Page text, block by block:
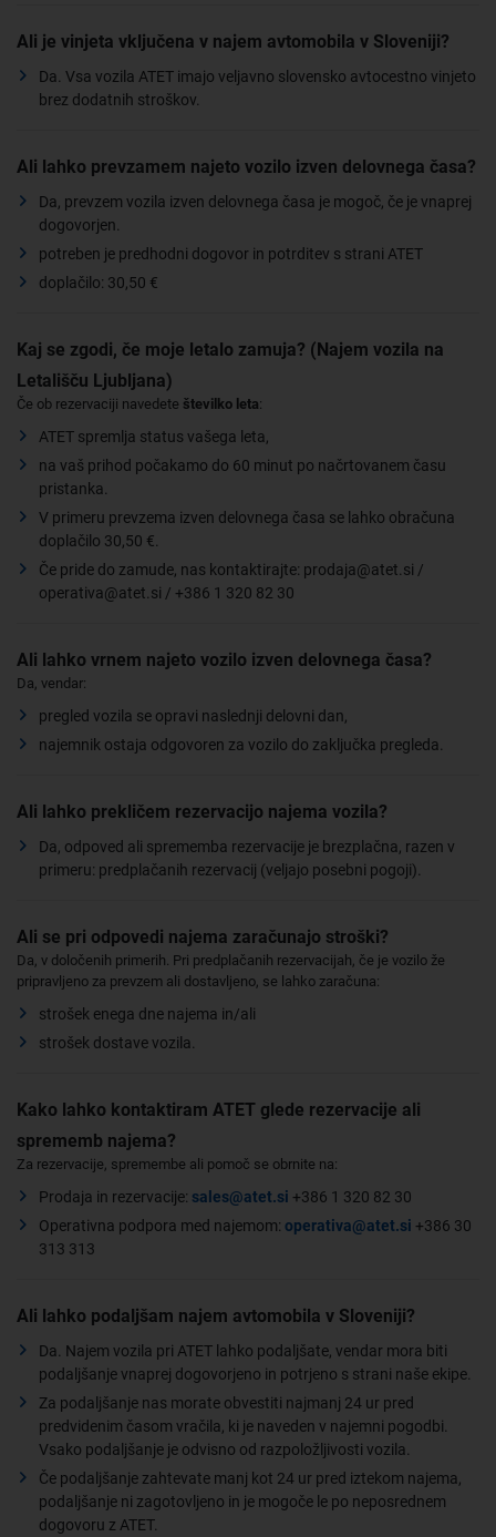
Ali je vinjeta vključena v najem avtomobila v Sloveniji?
Da. Vsa vozila ATET imajo veljavno slovensko avtocestno vinjeto
brez dodatnih stroškov.
Ali lahko prevzamem najeto vozilo izven delovnega časa?
Da, prevzem vozila izven delovnega časa je mogoč, če je vnaprej
dogovorjen.
potreben je predhodni dogovor in potrditev s strani ATET
doplačilo: 30,50 €
Kaj se zgodi, če moje letalo zamuja? (Najem vozila na
Letališču Ljubljana)
Če ob rezervaciji navedete številko leta:
ATET spremlja status vašega leta,
na vaš prihod počakamo do 60 minut po načrtovanem času
pristanka.
V primeru prevzema izven delovnega časa se lahko obračuna
doplačilo 30,50 €.
Če pride do zamude, nas kontaktirajte: prodaja@atet.si /
operativa@atet.si / +386 1 320 82 30
Ali lahko vrnem najeto vozilo izven delovnega časa?
Da, vendar:
pregled vozila se opravi naslednji delovni dan,
najemnik ostaja odgovoren za vozilo do zaključka pregleda.
Ali lahko prekličem rezervacijo najema vozila?
Da, odpoved ali sprememba rezervacije je brezplačna, razen v
primeru: predplačanih rezervacij (veljajo posebni pogoji).
Ali se pri odpovedi najema zaračunajo stroški?
Da, v določenih primerih. Pri predplačanih rezervacijah, če je vozilo že
pripravljeno za prevzem ali dostavljeno, se lahko zaračuna:
strošek enega dne najema in/ali
strošek dostave vozila.
Kako lahko kontaktiram ATET glede rezervacije ali
sprememb najema?
Za rezervacije, spremembe ali pomoč se obrnite na:
Prodaja in rezervacije: sales@atet.si +386 1 320 82 30
Operativna podpora med najemom: operativa@atet.si +386 30
313 313
Ali lahko podaljšam najem avtomobila v Sloveniji?
Da. Najem vozila pri ATET lahko podaljšate, vendar mora biti
podaljšanje vnaprej dogovorjeno in potrjeno s strani naše ekipe.
Za podaljšanje nas morate obvestiti najmanj 24 ur pred
predvidenim časom vračila, ki je naveden v najemni pogodbi.
Vsako podaljšanje je odvisno od razpoložljivosti vozila.
Če podaljšanje zahtevate manj kot 24 ur pred iztekom najema,
podaljšanje ni zagotovljeno in je mogoče le po neposrednem
dogovoru z ATET.